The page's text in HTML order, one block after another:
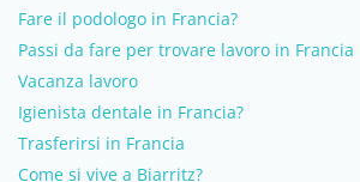
Fare il podologo in Francia?
Passi da fare per trovare lavoro in Francia
Vacanza lavoro
Igienista dentale in Francia?
Trasferirsi in Francia
Come si vive a Biarritz?